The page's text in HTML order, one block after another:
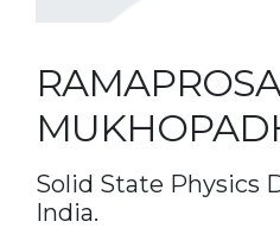
Solid State Physics
India.